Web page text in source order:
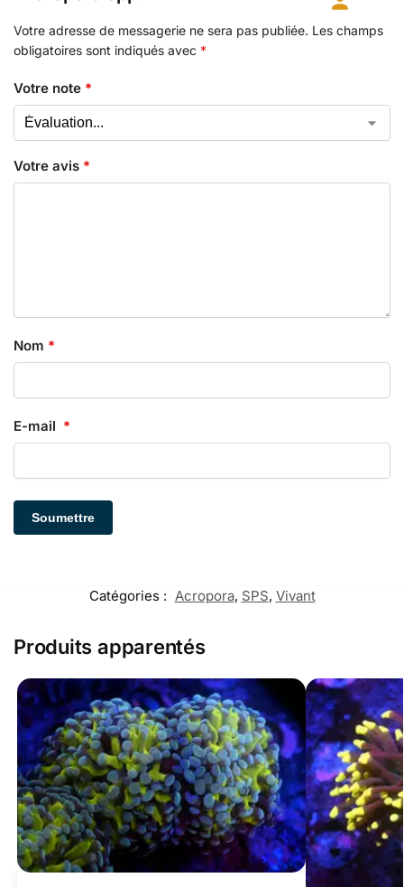
Votre adresse de messagerie ne sera pas publiée. Les champs
obligatoires sont indiqués avec *
Votre note *
Votre avis *
Nom *
E-mail *
Catégories : Acropora, SPS, Vivant
Produits apparentés